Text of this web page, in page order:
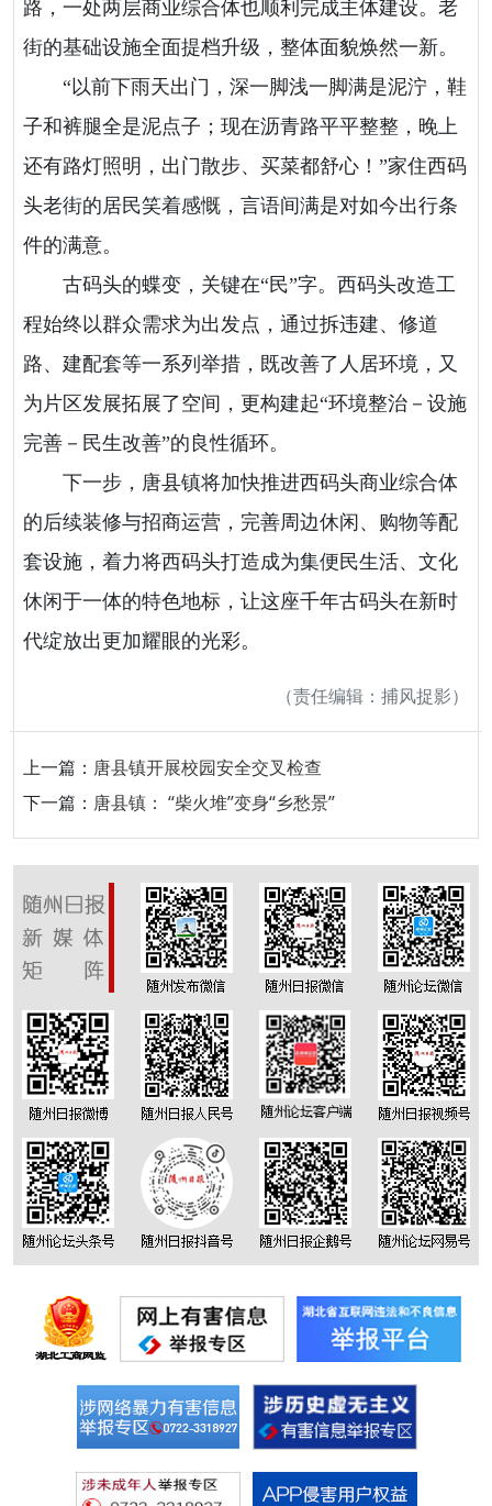
路，一处两层商业综合体也顺利完成主体建设。老
街的基础设施全面提档升级，整体面貌焕然一新。
“以前下雨天出门，深一脚浅一脚满是泥泞，鞋
子和裤腿全是泥点子；现在沥青路平平整整，晚上
还有路灯照明，出门散步、买菜都舒心！”家住西码
头老街的居民笑着感慨，言语间满是对如今出行条
件的满意。
古码头的蝶变，关键在“民”字。西码头改造工
程始终以群众需求为出发点，通过拆违建、修道
路、建配套等一系列举措，既改善了人居环境，又
为片区发展拓展了空间，更构建起“环境整治－设施
完善－民生改善”的良性循环。
下一步，唐县镇将加快推进西码头商业综合体
的后续装修与招商运营，完善周边休闲、购物等配
套设施，着力将西码头打造成为集便民生活、文化
休闲于一体的特色地标，让这座千年古码头在新时
代绽放出更加耀眼的光彩。
（责任编辑：捕风捉影）
上一篇： 唐县镇开展校园安全交叉检查
下一篇： 唐县镇： “柴火堆”变身“乡愁景”